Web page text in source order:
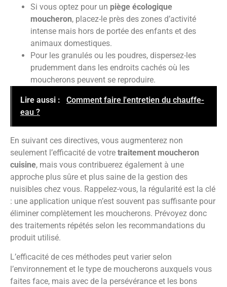
Si vous optez pour un piège écologique
moucheron, placez-le près des zones d’activité
intense mais hors de portée des enfants et des
animaux domestiques.
Pour les granulés ou les poudres, dispersez-les
prudemment dans les endroits cachés où les
moucherons peuvent se reproduire.
Lire aussi :
Comment faire l'entretien du chauffe-
eau ?
En suivant ces directives, vous augmenterez non
seulement l’efficacité de votre traitement moucheron
cuisine, mais vous contribuerez également à une
approche plus sûre et plus saine de la gestion des
nuisibles chez vous. Rappelez-vous, la régularité est la clé
: une application unique n’est souvent pas suffisante pour
éliminer complètement les moucherons. Prévoyez donc
des traitements répétés selon les recommandations du
produit utilisé.
L’efficacité de ces méthodes peut varier selon
l’environnement et le type de moucherons auxquels vous
faites face, mais avec de la persévérance et les bons